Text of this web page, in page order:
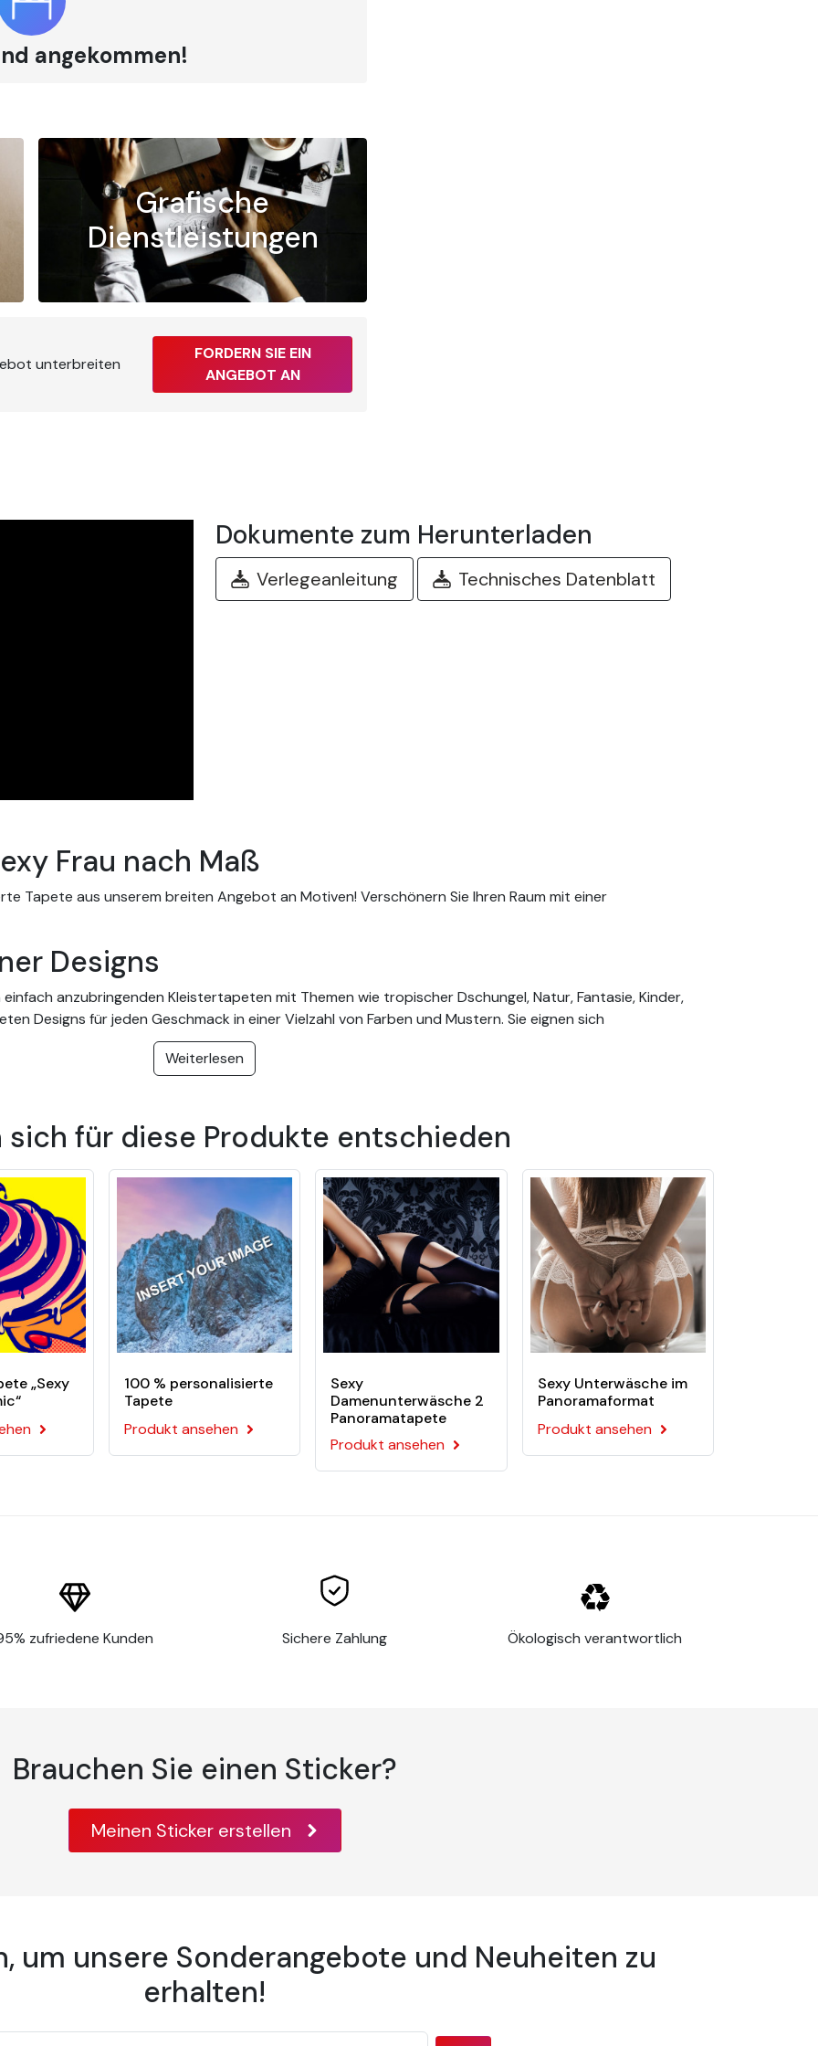
angekommen!
Grafische
Dienstleistungen
unterbreiten
FORDERN SIE EIN
ANGEBOT AN
Dokumente zum Herunterladen
Verlegeanleitung Technisches Datenblatt
Frau nach Maß
Tapete aus unserem breiten Angebot an Motiven! Verschönern Sie Ihren Raum mit einer
Designs
anzubringenden Kleistertapeten mit Themen wie tropischer Dschungel, Natur, Fantasie, Kinder,
Designs für jeden Geschmack in einer Vielzahl von Farben und Mustern. Sie eignen sich
und Küchen sowie für Unternehmen und Büros.
mit einfacher Anbringung
nicht einmal Klebstoff! Unsere Tapeten sind alle mit Kleister vorbeschichtet. Diese Tapete zeichnet
Sie einfach die Rückseite des Motivs
ist
Farben
freie vorgeklebte Wandtapete
Weiterlesen
sich für diese Produkte entschieden
„Sexy
100 % personalisierte
Tapete
Produkt ansehen
Sexy
Damenunterwäsche 2
Panoramatapete
Produkt ansehen
Sexy Unterwäsche im
Panoramaformat
Produkt ansehen
zufriedene Kunden Sichere Zahlung Ökologisch verantwortlich
Brauchen Sie einen Sticker?
Meinen Sticker erstellen
um unsere Sonderangebote und Neuheiten zu
erhalten!